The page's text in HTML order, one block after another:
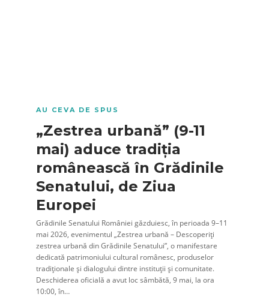
AU CEVA DE SPUS
„Zestrea urbană” (9-11
mai) aduce tradiția
românească în Grădinile
Senatului, de Ziua
Europei
Grădinile Senatului României găzduiesc, în perioada 9–11
mai 2026, evenimentul „Zestrea urbană – Descoperiți
zestrea urbană din Grădinile Senatului”, o manifestare
dedicată patrimoniului cultural românesc, produselor
tradiționale și dialogului dintre instituții și comunitate.
Deschiderea oficială a avut loc sâmbătă, 9 mai, la ora
10:00, în…